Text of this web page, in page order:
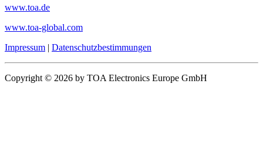
www.toa.de
www.toa-global.com
Impressum | Datenschutzbestimmungen
Copyright © 2026 by TOA Electronics Europe GmbH